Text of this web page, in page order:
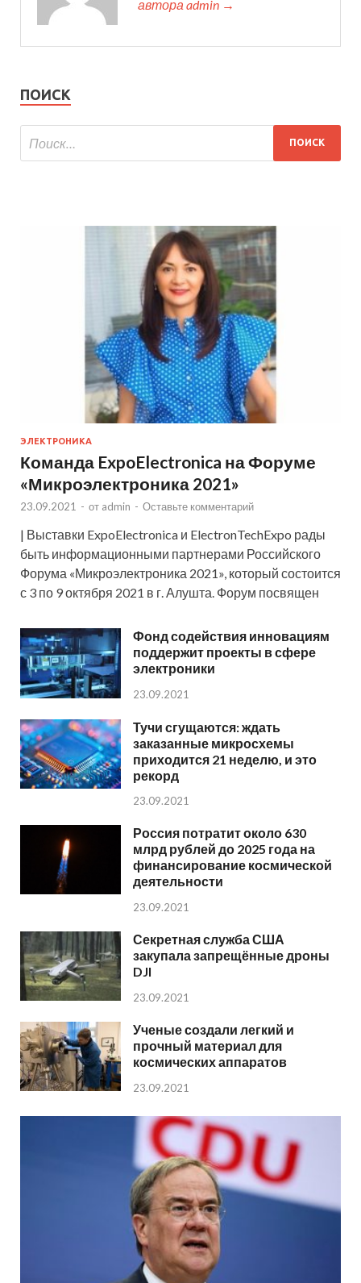
автора admin →
ПОИСК
ЭЛЕКТРОНИКА
Команда ExpoElectronica на Форуме
«Микроэлектроника 2021»
23.09.2021 - от admin - Оставьте комментарий
| Выставки ExpoElectronica и ElectronTechExpo рады
быть информационными партнерами Российского
Форума «Микроэлектроника 2021», который состоится
с 3 по 9 октября 2021 в г. Алушта. Форум посвящен
Фонд содействия инновациям
поддержит проекты в сфере
электроники
23.09.2021
Тучи сгущаются: ждать
заказанные микросхемы
приходится 21 неделю, и это
рекорд
23.09.2021
Россия потратит около 630
млрд рублей до 2025 года на
финансирование космической
деятельности
23.09.2021
Секретная служба США
закупала запрещённые дроны
DJI
23.09.2021
Ученые создали легкий и
прочный материал для
космических аппаратов
23.09.2021